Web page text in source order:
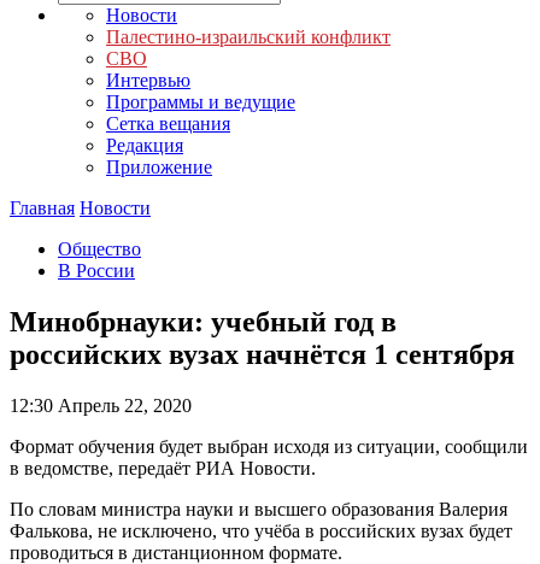
Новости
Палестино-израильский конфликт
СВО
Интервью
Программы и ведущие
Сетка вещания
Редакция
Приложение
Главная Новости
Общество
В России
Минобрнауки: учебный год в
российских вузах начнётся 1 сентября
12:30 Апрель 22, 2020
Формат обучения будет выбран исходя из ситуации, сообщили
в ведомстве, передаёт РИА Новости.
По словам министра науки и высшего образования Валерия
Фалькова, не исключено, что учёба в российских вузах будет
проводиться в дистанционном формате.